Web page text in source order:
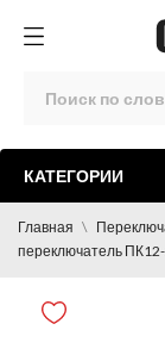
КАТЕГОРИИ
Главная
переключатель